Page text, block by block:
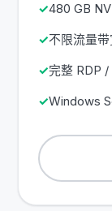
480 GB
不限流量带
完整 RDP /
Windows